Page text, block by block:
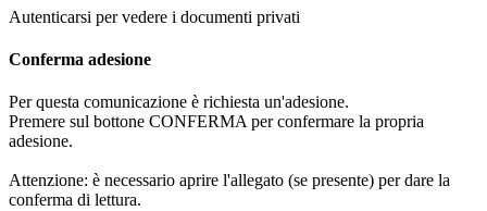
Autenticarsi per vedere i documenti privati
Conferma adesione
Per questa comunicazione è richiesta un'adesione.
Premere sul bottone CONFERMA per confermare la propria
adesione.
Attenzione: è necessario aprire l'allegato (se presente) per dare la
conferma di lettura.